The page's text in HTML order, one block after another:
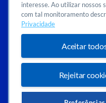
interesse. Ao utilizar nossos
com tal monitoramento
Privacidade
Aceitar
Rejeitar